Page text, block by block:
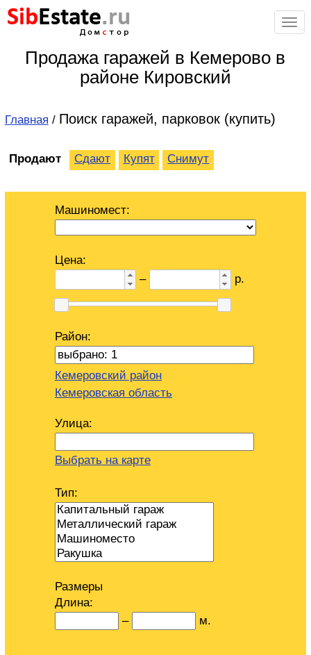
SibEstate.ru
стор
Продажа гаражей в Кемерово в
районе Кировский
Главная / Поиск гаражей, парковок (купить)
Продают Сдают Купят Снимут
Машиномест:
Цена:
–
р.
Район:
Кемеровский район
Кемеровская область
Улица:
Выбрать на карте
Тип:
Размеры
Длина:
–
м.